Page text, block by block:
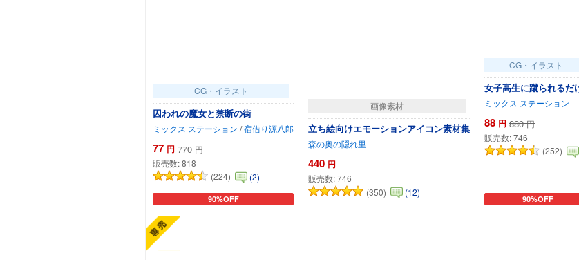
CG・イラスト
囚われの魔女と禁断の街
ミックス ステーション /宿借り源八郎
77 円 770 円
販売数:818
(224)
(2)
90%OFF
カートに追加
画像素材
立ち絵向けエモーションアイコン素材集
森の奥の隠れ里
440 円
販売数:746
(350)
(12)
CG・イラスト
女子高生に蹴られるだ
ミックス ステーション
88 円 880 円
販売数:746
(252)
90%OFF
カートに追加